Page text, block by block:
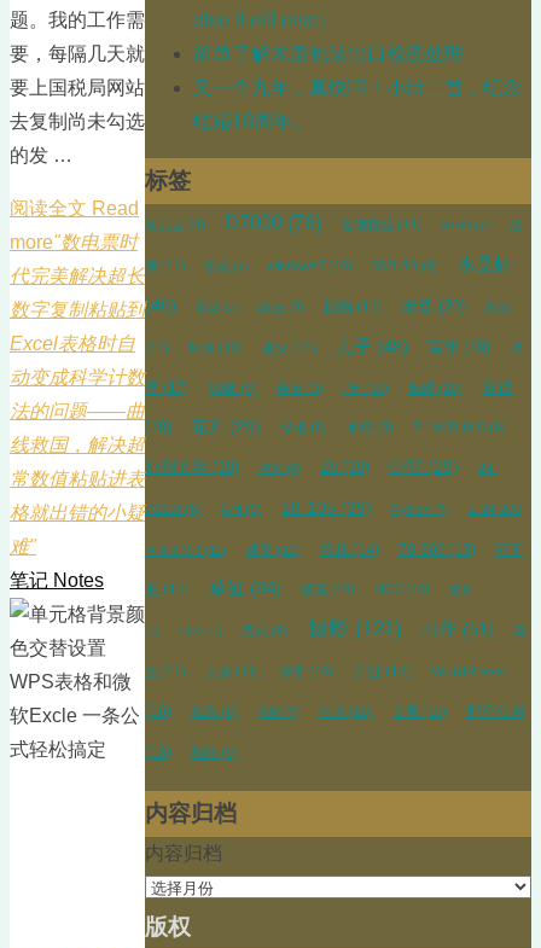
题。我的工作需
要，每隔几天就
要上国税局网站
去复制尚未勾选
的发 …
阅读全文 Read
more"数电票时
代完美解决超长
数字复制粘贴到
Excel表格时自
动变成科学计数
法的问题——曲
线救国，解决超
常数值粘贴进表
格就出错的小疑
难"
笔记 Notes
else if-elif-else）
简单了解木质包装出口检疫处理
又一个九年，真快啊！小诗二首，纪念
结婚18周年。
标签
幼儿园 (8) D7000 (76) 珊瑚莫丝 (11) S100 (7) 尼
康 (11) 桃花 (7) windows7 (10) 50/1.8D (9) 水晶虾
(46) 荷花 (7) 涡虫 (8) 植物 (13) 老婆 (20) 风光
(11) 环保 (10) 极火 (11) 儿子 (48) 写作 (19) 水
草 (17) 90微 (9) 春节 (9) PH (10) 低碳 (10) 童话
(19) 花卉 (29) 绿植 (8) 水培 (8) Z 14-30 f4 S (9)
原创文学 (19) 搬家 (6) Z5 (19) 虾缸 (29) 24-
70/2.8 (8) GH (9) 18-105 (39) Python (7) Z 24-200
f4-6.3 VR (11) 迷螯 (12) 盆栽 (14) 70-300 (13) 苏菲
亚 (13) 草缸 (64) 樱花 (10) NO3 (10) 黄米
(7) CO2 (7) 美凤 (9) 摄影 (121) 习作 (51) 莫
丝 (11) 人像 (11) 博客 (10) 开缸 (13) WordPress
(16) 底床 (8) 抱卵 (7) 生活 (10) 太原 (10) 迎泽公园
(13) 翻缸 (9)
内容归档
内容归档
版权